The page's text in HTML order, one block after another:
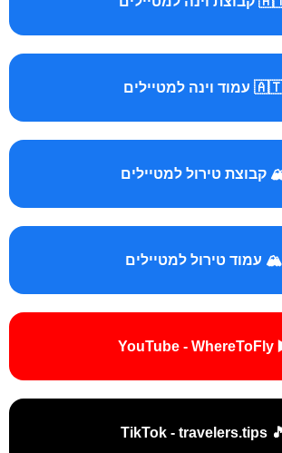
🇦🇹 עמוד וינה למטיילים
קבוצת טירול למטיילים
🏔️ עמוד טירול למטיילים
▶️
🎵 TikTok - travelers.tips